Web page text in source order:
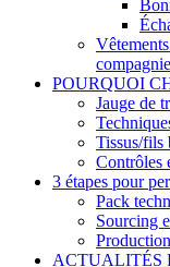
compagnie
POURQUOI
Jauge de
Tissus/fils
Contrôles
3 étapes pour
Pack
Sourcing
ACTUALITÉS